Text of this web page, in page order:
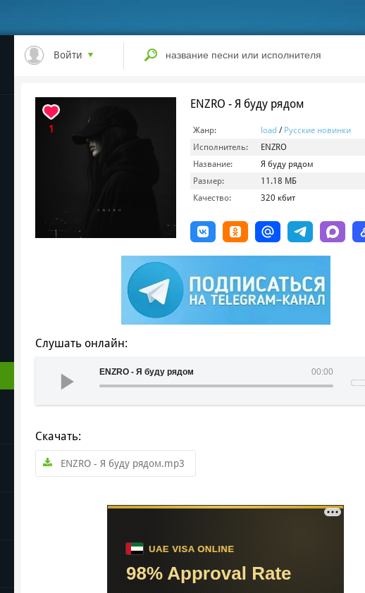
Войти
1
ENZRO - Я буду рядом
Жанр: load / Русские новинки
Исполнитель:
ENZRO
Название:
Я буду рядом
Размер:
11.18 МБ
Качество:
320 кбит
Слушать онлайн:
00:00
ENZRO - Я буду рядом
Скачать:
ENZRO - Я буду рядом.mp3